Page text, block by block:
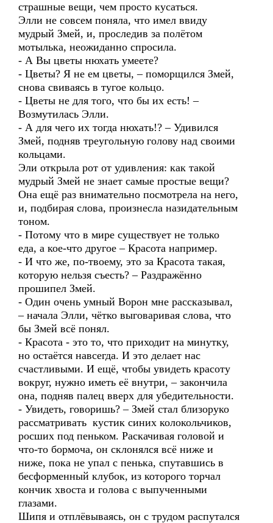
страшные вещи, чем просто кусаться.
Элли не совсем поняла, что имел ввиду
мудрый Змей, и, проследив за полётом
мотылька, неожиданно спросила.
- А Вы цветы нюхать умеете?
- Цветы? Я не ем цветы, – поморщился Змей,
снова свиваясь в тугое кольцо.
- Цветы не для того, что бы их есть! –
Возмутилась Элли.
- А для чего их тогда нюхать!? – Удивился
Змей, подняв треугольную голову над своими
кольцами.
Эли открыла рот от удивления: как такой
мудрый Змей не знает самые простые вещи?
Она ещё раз внимательно посмотрела на него,
и, подбирая слова, произнесла назидательным
тоном.
- Потому что в мире существует не только
еда, а кое-что другое – Красота например.
- И что же, по-твоему, это за Красота такая,
которую нельзя съесть? – Раздражённо
прошипел Змей.
- Один очень умный Ворон мне рассказывал,
– начала Элли, чётко выговаривая слова, что
бы Змей всё понял.
- Красота - это то, что приходит на минутку,
но остаётся навсегда. И это делает нас
счастливыми. И ещё, чтобы увидеть красоту
вокруг, нужно иметь её внутри, – закончила
она, подняв палец вверх для убедительности.
- Увидеть, говоришь? – Змей стал близоруко
рассматривать кустик синих колокольчиков,
росших под пеньком. Раскачивая головой и
что-то бормоча, он склонялся всё ниже и
ниже, пока не упал с пенька, спутавшись в
бесформенный клубок, из которого торчал
кончик хвоста и голова с выпученными
глазами.
Шипя и отплёвываясь, он с трудом распутался